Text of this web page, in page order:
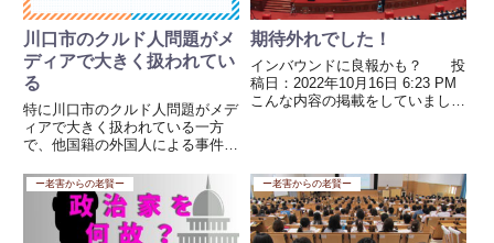
川口市のクルド人問題がメ
ディアで大きく扱われてい
る
特に川口市のクルド人問題がメデ
ィアで大きく扱われている一方
で、他国籍の外国人による事件や
されていない傾向があります。✅
メディア報道の偏り 川口市×クル
ド人の話題は「目立つ」「絵にな
る」「賛否が分かれる」という...
期待外れでした！
インバウンドに良報かも？ 投
稿日：2022年10月16日 6:23 PM
こんな内容の掲載をしていまし
政策の転換をすると予想していた
のですが、頑なに継...
ー老害からの老賢ー ー老害からの老賢ー